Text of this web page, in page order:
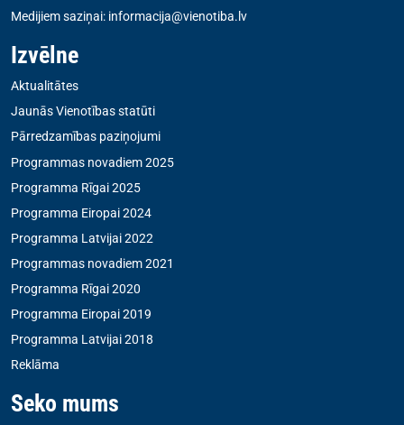
Medijiem saziņai: informacija@vienotiba.lv
Izvēlne
Aktualitātes
Jaunās Vienotības statūti
Pārredzamības paziņojumi
Programmas novadiem 2025
Programma Rīgai 2025
Programma Eiropai 2024
Programma Latvijai 2022
Programmas novadiem 2021
Programma Rīgai 2020
Programma Eiropai 2019
Programma Latvijai 2018
Reklāma
Seko mums